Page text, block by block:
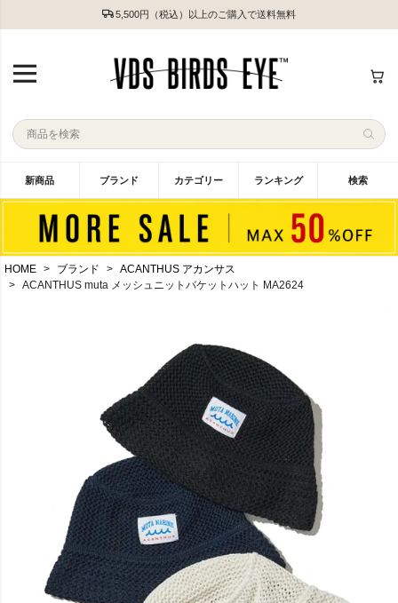
5,500円（税込）以上のご購入で送料無料
新商品 ブランド カテゴリー ランキング 検索
HOME ブランド
ACANTHUS アカンサス
ACANTHUS muta メッシュニットバケットハット MA2624